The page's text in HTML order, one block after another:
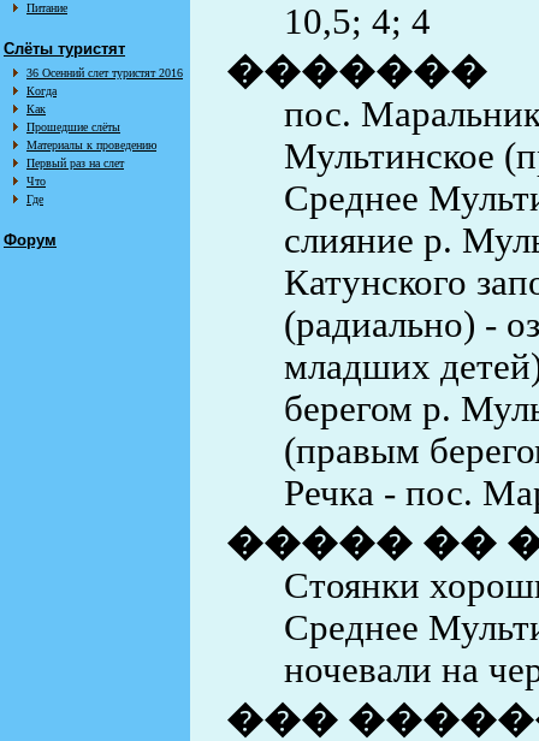
Питание
Слёты туристят
36 Осенний слет туристят 2016
Когда
Как
Прошедшие слёты
Материалы к проведению
Первый раз на слет
Что
Где
Форум
10,5; 4; 4
�������
пос.
Мультинское
Среднее
слияние р.
Катунского
(радиально) -
младших
берегом р.
(правым
Речка - пос.
����� ��
Стоянки
Среднее
ночевали на
���